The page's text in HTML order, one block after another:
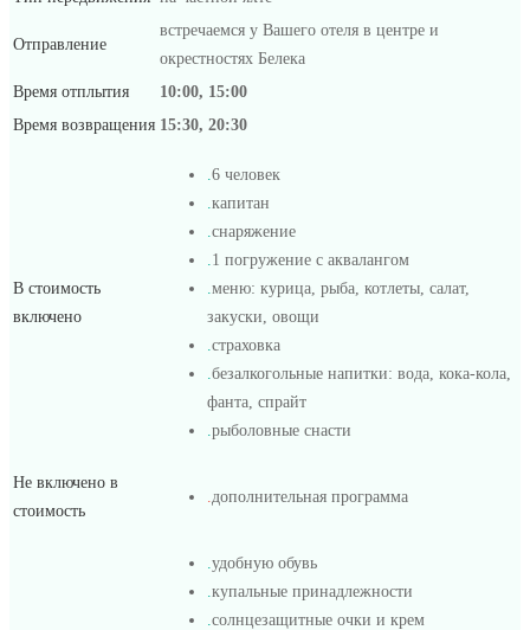
Отправление
встречаемся у Вашего отеля в центре и
окрестностях Белека
Время отплытия
10:00, 15:00
Время возвращения 15:30, 20:30
В стоимость
включено
6 человек
капитан
снаряжение
1 погружение с аквалангом
меню: курица, рыба, котлеты, салат,
закуски, овощи
страховка
безалкогольные напитки: вода, кока-кола,
фанта, спрайт
рыболовные снасти
Не включено в
стоимость
дополнительная программа
удобную обувь
купальные принадлежности
солнцезащитные очки и крем